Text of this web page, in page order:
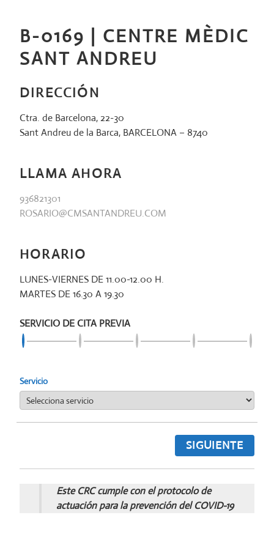
contenidoB-0169 | CENTRE MÈDIC
SANT ANDREU
DIRECCIÓN
Ctra. de Barcelona, 22-30
Sant Andreu de la Barca, BARCELONA – 8740
LLAMA AHORA
936821301
ROSARIO@CMSANTANDREU.COM
HORARIO
LUNES-VIERNES DE 11.00-12.00 H.
MARTES DE 16.30 A 19.30
SERVICIO DE CITA PREVIA
Servicio
SIGUIENTE
Este CRC cumple con el protocolo de
actuación para la prevención del COVID-19